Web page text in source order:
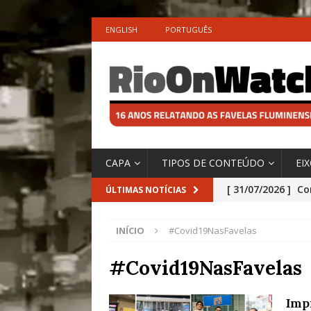
ENGLISH PORTUGUÊS
CAPA TIPOS DE CONTEÚDO
ÚLTIMAS NOTÍCIAS [ 31/07/2026 ]
[ 29/07/2026 ]
São o Cadinho
Especial do
INÍCIO #Covid19NasFavelas
#Covid19NasFavelas